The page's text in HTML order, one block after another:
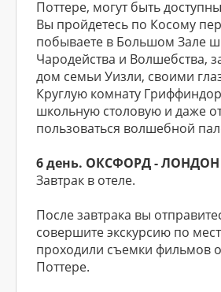
Поттере, могут быть
Вы пройдетесь по Косому
побываете в Большом Зале
Чародейства и Волшебства,
дом семьи Уизли, своими
Круглую комнату
школьную столовую и даже
пользоваться волшебной
6 день. ОКСФОРД - ЛОНДОН
Завтрак в отеле.
После завтрака вы
совершите экскурсию по
проходили съемки фильмов
Поттере.